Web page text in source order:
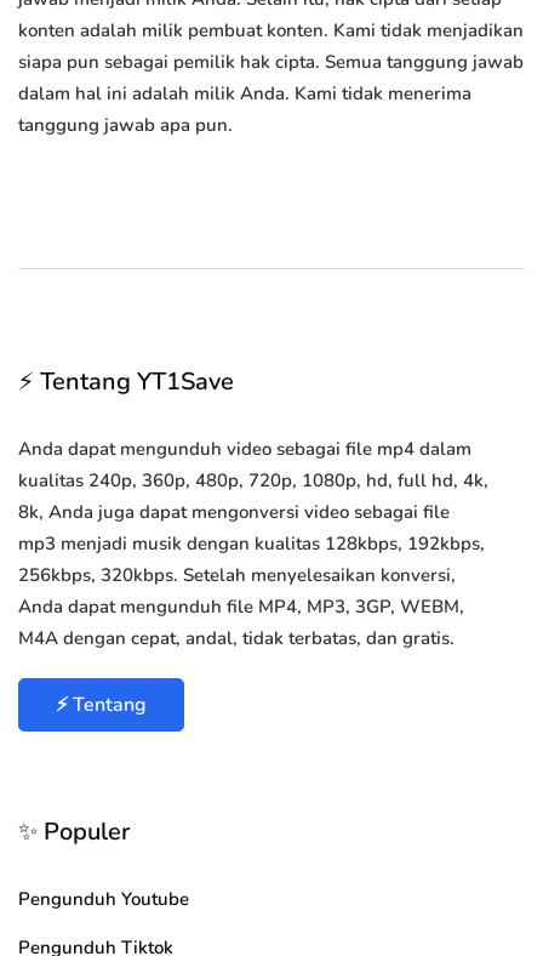
konten adalah milik pembuat konten. Kami tidak menjadikan
siapa pun sebagai pemilik hak cipta. Semua tanggung jawab
dalam hal ini adalah milik Anda. Kami tidak menerima
tanggung jawab apa pun.
⚡ Tentang YT1Save
Anda dapat mengunduh video sebagai file mp4 dalam
kualitas 240p, 360p, 480p, 720p, 1080p, hd, full hd, 4k,
8k, Anda juga dapat mengonversi video sebagai file
mp3 menjadi musik dengan kualitas 128kbps, 192kbps,
256kbps, 320kbps. Setelah menyelesaikan konversi,
Anda dapat mengunduh file MP4, MP3, 3GP, WEBM,
M4A dengan cepat, andal, tidak terbatas, dan gratis.
⚡ Tentang
✨ Populer
Pengunduh Youtube
Pengunduh Tiktok